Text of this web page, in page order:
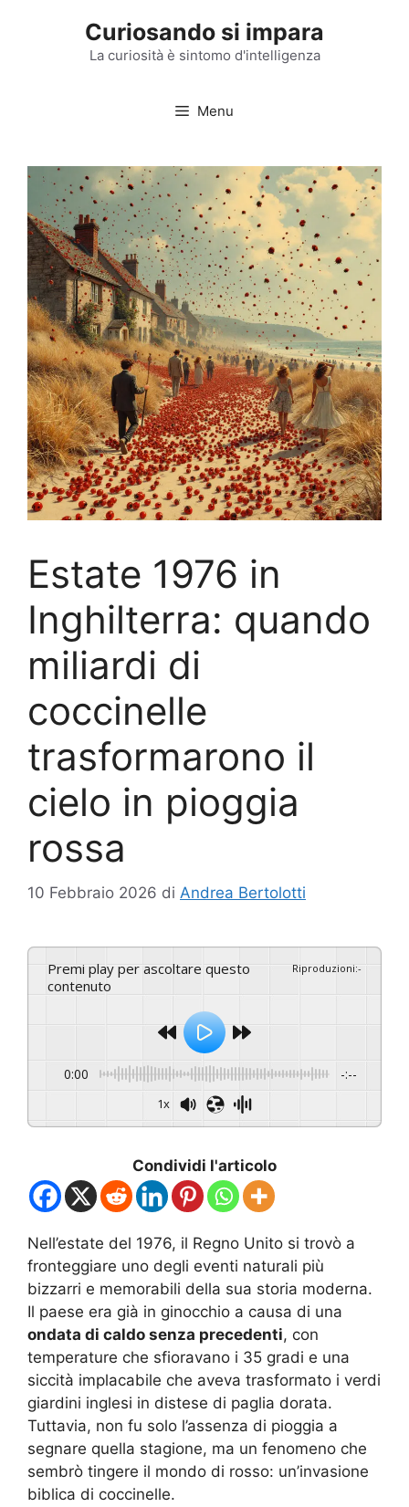
Curiosando si impara
La curiosità è sintomo d'intelligenza
Menu
Estate 1976 in
Inghilterra: quando
miliardi di
coccinelle
trasformarono il
cielo in pioggia
rossa
10 Febbraio 2026 di Andrea Bertolotti
Premi play per ascoltare questo
contenuto
Riproduzioni:-
0:00 -:--
1x
Condividi l'articolo
Nell’estate del 1976, il Regno Unito si trovò a
fronteggiare uno degli eventi naturali più
bizzarri e memorabili della sua storia moderna.
Il paese era già in ginocchio a causa di una
ondata di caldo senza precedenti, con
temperature che sfioravano i 35 gradi e una
siccità implacabile che aveva trasformato i verdi
giardini inglesi in distese di paglia dorata.
Tuttavia, non fu solo l’assenza di pioggia a
segnare quella stagione, ma un fenomeno che
sembrò tingere il mondo di rosso: un’invasione
biblica di coccinelle.